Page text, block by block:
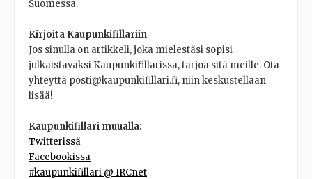
Suomessa.
Kirjoita Kaupunkifillariin
Jos sinulla on artikkeli, joka mielestäsi sopisi
julkaistavaksi Kaupunkifillarissa, tarjoa sitä meille. Ota
yhteyttä posti@kaupunkifillari.fi, niin keskustellaan
lisää!
Kaupunkifillari muualla:
Twitterissä
Facebookissa
#kaupunkifillari @ IRCnet